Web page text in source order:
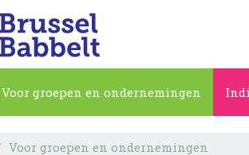
Voor groepen en ondernemingen
Voor groepen en ondernemingen